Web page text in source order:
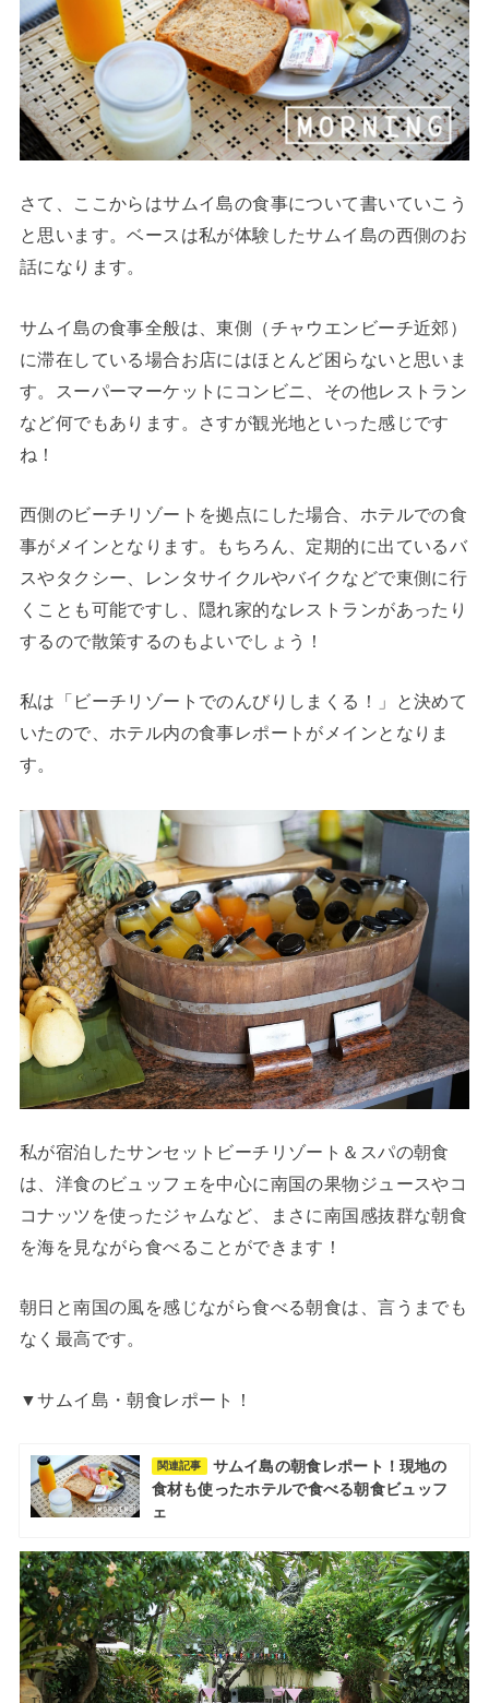
さて、ここからはサムイ島の食事について書いていこう
と思います。ベースは私が体験したサムイ島の西側のお
話になります。
サムイ島の食事全般は、東側（チャウエンビーチ近郊）
に滞在している場合お店にはほとんど困らないと思いま
す。スーパーマーケットにコンビニ、その他レストラン
など何でもあります。さすが観光地といった感じです
ね！
西側のビーチリゾートを拠点にした場合、ホテルでの食
事がメインとなります。もちろん、定期的に出ているバ
スやタクシー、レンタサイクルやバイクなどで東側に行
くことも可能ですし、隠れ家的なレストランがあったり
するので散策するのもよいでしょう！
私は「ビーチリゾートでのんびりしまくる！」と決めて
いたので、ホテル内の食事レポートがメインとなりま
す。
私が宿泊したサンセットビーチリゾート＆スパの朝食
は、洋食のビュッフェを中心に南国の果物ジュースやコ
コナッツを使ったジャムなど、まさに南国感抜群な朝食
を海を見ながら食べることができます！
朝日と南国の風を感じながら食べる朝食は、言うまでも
なく最高です。
▼サムイ島・朝食レポート！
関連記事
サムイ島の朝食レポート！現地の
食材も使ったホテルで食べる朝食ビュッフ
ェ